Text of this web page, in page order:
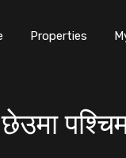
Properties